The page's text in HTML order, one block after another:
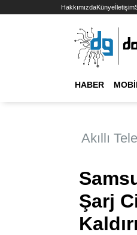
HakkımızdaKünyeİletişim
HABER
Akıllı
Şarj